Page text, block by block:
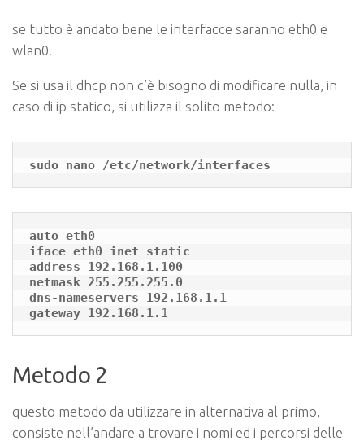
se tutto è andato bene le interfacce saranno eth0 e
wlan0.
Se si usa il dhcp non c’è bisogno di modificare nulla, in
caso di ip statico, si utilizza il solito metodo:
sudo nano /etc/network/interfaces
auto eth0
iface eth0 inet static
address 192.168.1.100
netmask 255.255.255.0
dns-nameservers 192.168.1.1
gateway 192.168.1. 1
Metodo 2
questo metodo da utilizzare in alternativa al primo,
consiste nell’andare a trovare i nomi ed i percorsi delle